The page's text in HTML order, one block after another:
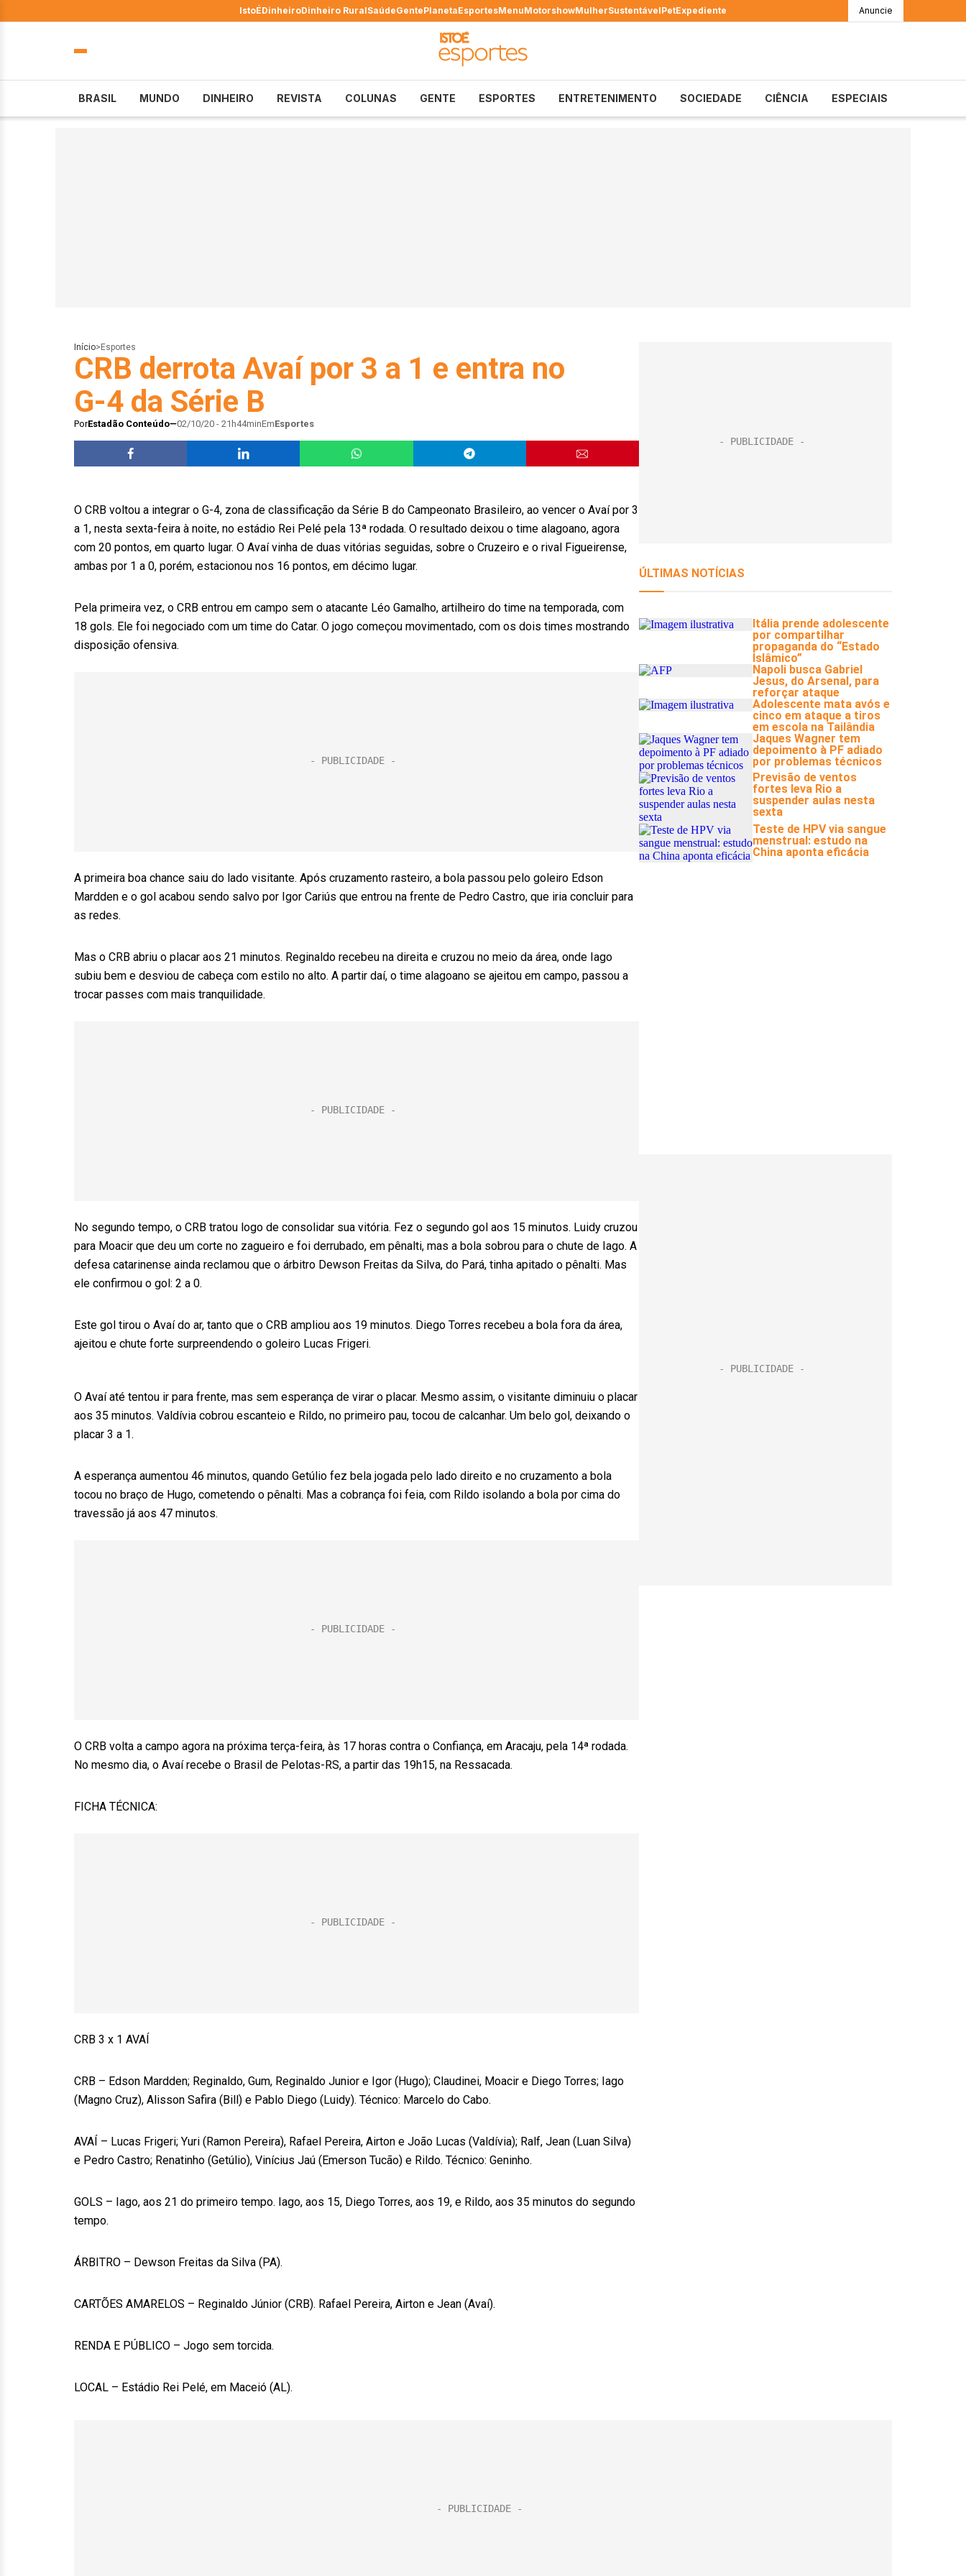
IstoÉDinheiroDinheiro RuralSaúdeGentePlanetaEsportesMenuMotorshowMulherSustentávelPetExpediente Anuncie
BRASIL MUNDO DINHEIRO REVISTA COLUNAS GENTE ESPORTES ENTRETENIMENTO SOCIEDADE CIÊNCIA ESPECIAIS
Início> Esportes
CRB derrota Avaí por 3 a 1 e entra no
G-4 da Série B
PorEstadão Conteúdo 02/10/20 - 21h44minEmEsportes
O CRB voltou a integrar o G-4, zona de classificação da Série B do Campeonato Brasileiro, ao vencer o Avaí por 3
a 1, nesta sexta-feira à noite, no estádio Rei Pelé pela 13ª rodada. O resultado deixou o time alagoano, agora
com 20 pontos, em quarto lugar. O Avaí vinha de duas vitórias seguidas, sobre o Cruzeiro e o rival Figueirense,
ambas por 1 a 0, porém, estacionou nos 16 pontos, em décimo lugar.
Pela primeira vez, o CRB entrou em campo sem o atacante Léo Gamalho, artilheiro do time na temporada, com
18 gols. Ele foi negociado com um time do Catar. O jogo começou movimentado, com os dois times mostrando
disposição ofensiva.
A primeira boa chance saiu do lado visitante. Após cruzamento rasteiro, a bola passou pelo goleiro Edson
Mardden e o gol acabou sendo salvo por Igor Cariús que entrou na frente de Pedro Castro, que iria concluir para
as redes.
Mas o CRB abriu o placar aos 21 minutos. Reginaldo recebeu na direita e cruzou no meio da área, onde Iago
subiu bem e desviou de cabeça com estilo no alto. A partir daí, o time alagoano se ajeitou em campo, passou a
trocar passes com mais tranquilidade.
No segundo tempo, o CRB tratou logo de consolidar sua vitória. Fez o segundo gol aos 15 minutos. Luidy cruzou
para Moacir que deu um corte no zagueiro e foi derrubado, em pênalti, mas a bola sobrou para o chute de Iago. A
defesa catarinense ainda reclamou que o árbitro Dewson Freitas da Silva, do Pará, tinha apitado o pênalti. Mas
ele confirmou o gol: 2 a 0.
Este gol tirou o Avaí do ar, tanto que o CRB ampliou aos 19 minutos. Diego Torres recebeu a bola fora da área,
ajeitou e chute forte surpreendendo o goleiro Lucas Frigeri.
O Avaí até tentou ir para frente, mas sem esperança de virar o placar. Mesmo assim, o visitante diminuiu o placar
aos 35 minutos. Valdívia cobrou escanteio e Rildo, no primeiro pau, tocou de calcanhar. Um belo gol, deixando o
placar 3 a 1.
A esperança aumentou 46 minutos, quando Getúlio fez bela jogada pelo lado direito e no cruzamento a bola
tocou no braço de Hugo, cometendo o pênalti. Mas a cobrança foi feia, com Rildo isolando a bola por cima do
travessão já aos 47 minutos.
O CRB volta a campo agora na próxima terça-feira, às 17 horas contra o Confiança, em Aracaju, pela 14ª rodada.
No mesmo dia, o Avaí recebe o Brasil de Pelotas-RS, a partir das 19h15, na Ressacada.
FICHA TÉCNICA:
CRB 3 x 1 AVAÍ
CRB – Edson Mardden; Reginaldo, Gum, Reginaldo Junior e Igor (Hugo); Claudinei, Moacir e Diego Torres; Iago
(Magno Cruz), Alisson Safira (Bill) e Pablo Diego (Luidy). Técnico: Marcelo do Cabo.
AVAÍ – Lucas Frigeri; Yuri (Ramon Pereira), Rafael Pereira, Airton e João Lucas (Valdívia); Ralf, Jean (Luan Silva)
e Pedro Castro; Renatinho (Getúlio), Vinícius Jaú (Emerson Tucão) e Rildo. Técnico: Geninho.
GOLS – Iago, aos 21 do primeiro tempo. Iago, aos 15, Diego Torres, aos 19, e Rildo, aos 35 minutos do segundo
tempo.
ÁRBITRO – Dewson Freitas da Silva (PA).
CARTÕES AMARELOS – Reginaldo Júnior (CRB). Rafael Pereira, Airton e Jean (Avaí).
RENDA E PÚBLICO – Jogo sem torcida.
LOCAL – Estádio Rei Pelé, em Maceió (AL).